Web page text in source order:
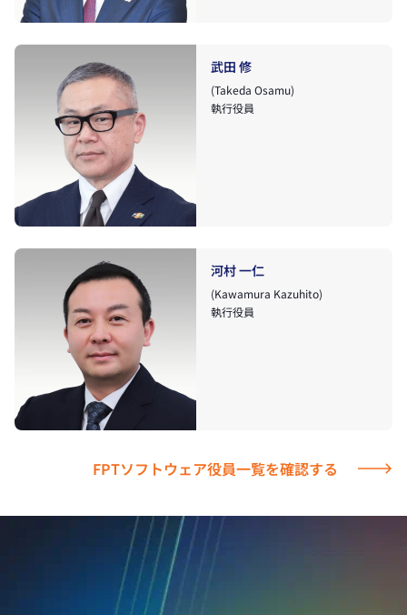
武田 修
(Takeda Osamu)
執行役員
河村 一仁
(Kawamura Kazuhito)
執行役員
FPTソフトウェア役員一覧を確認する